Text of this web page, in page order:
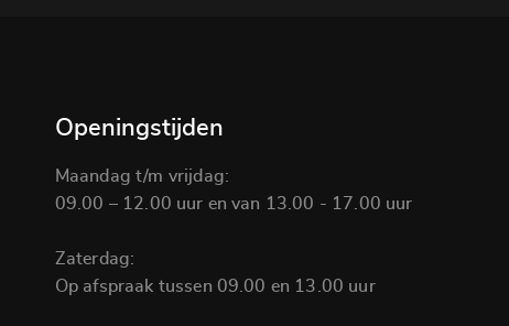
Openingstijden
Maandag t/m vrijdag:
09.00 – 12.00 uur en van 13.00 - 17.00 uur
Zaterdag:
Op afspraak tussen 09.00 en 13.00 uur